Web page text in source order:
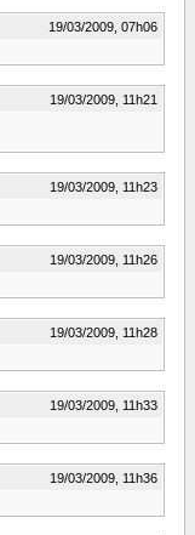
19/03/2009, 07h06
19/03/2009, 11h21
19/03/2009, 11h23
19/03/2009, 11h26
19/03/2009, 11h28
19/03/2009, 11h33
19/03/2009, 11h36